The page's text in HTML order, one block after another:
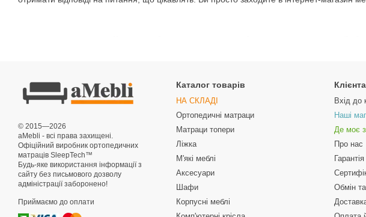
Це найважливіша перевага покупок в інтернеті. Адже час, який ви зазвичай
Заощадити гроші.
Ціни на меблі в інтернет-магазині набагато нижче, ніж в звичайних торгових залах.
оплату праці великого штату продавців, тому і націнки мінімальні. Ви купуєте те,
меблів нерідко проводить вигідні акції і встановлює знижки на популярні моделі –
Знайти ексклюзивний товар.
Часто буває так, що в виставковому залі просто не вдається знайти недорогі меблі,
© 2015—2026
aMebli - всі права захищені.
Офіційний виробник ортопедичних
матраців SleepTech™
Будь-яке використання інформації з
сайту без письмового дозволу
адміністрації заборонено!
Приймаємо до оплати
Каталог товарів
НА СКЛАДІ
Ортопедичні матраци
Матраци топери
Ліжка
М'які меблі
Аксесуари
Шафи
Корпусні меблі
Вхід до
Наші
Де моє
Про нас
Гарантія
Обмін